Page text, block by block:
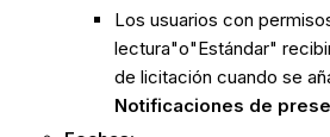
Los usuarios con
lectura"o"Estándar"
de licitación cuando se
Notificaciones de